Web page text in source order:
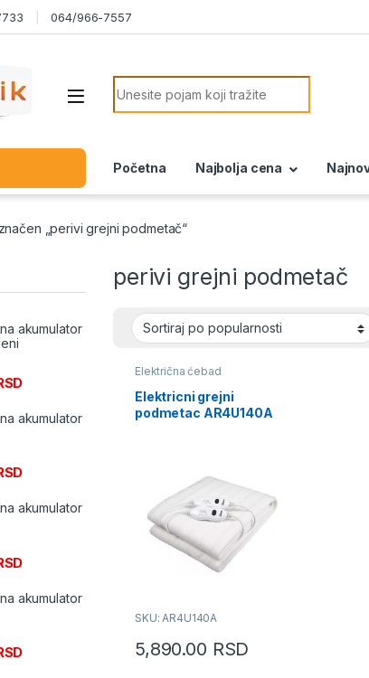
064/966-7557
Search for:
Početna Najbolja cena
„perivi grejni podmetač“
perivi grejni podmetač
Električna ćebad
Elektricni grejni
podmetac AR4U140A
SKU: AR4U140A
5,890.00 RSD
akumulator
akumulator
akumulator
akumulator